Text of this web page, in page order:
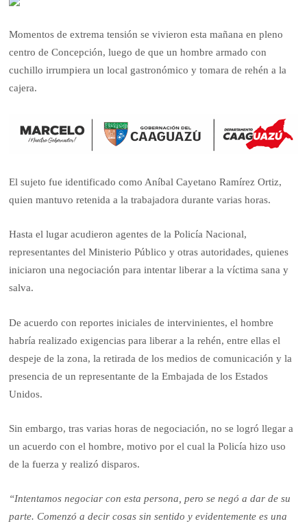
Momentos de extrema tensión se vivieron esta mañana en pleno
centro de Concepción, luego de que un hombre armado con
cuchillo irrumpiera un local gastronómico y tomara de rehén a la
cajera.
El sujeto fue identificado como Aníbal Cayetano Ramírez Ortiz,
quien mantuvo retenida a la trabajadora durante varias horas.
Hasta el lugar acudieron agentes de la Policía Nacional,
representantes del Ministerio Público y otras autoridades, quienes
iniciaron una negociación para intentar liberar a la víctima sana y
salva.
De acuerdo con reportes iniciales de intervinientes, el hombre
habría realizado exigencias para liberar a la rehén, entre ellas el
despeje de la zona, la retirada de los medios de comunicación y la
presencia de un representante de la Embajada de los Estados
Unidos.
Sin embargo, tras varias horas de negociación, no se logró llegar a
un acuerdo con el hombre, motivo por el cual la Policía hizo uso
de la fuerza y realizó disparos.
“Intentamos negociar con esta persona, pero se negó a dar de su
parte. Comenzó a decir cosas sin sentido y evidentemente es una